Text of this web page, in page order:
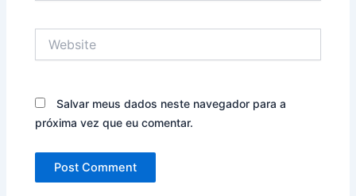
Salvar meus dados neste navegador para a
próxima vez que eu comentar.